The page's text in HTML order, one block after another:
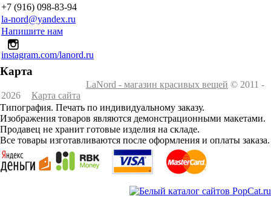
+7 (916) 098-83-94
la-nord@yandex.ru
Напишите нам
instagram.com/lanord.ru
Карта
LaNord - магазин красивых вещей © 2011 -
2026
Карта сайта
Типография. Печать по индивидуальному заказу.
Изображения товаров являются демонстрационными макетами.
Продавец не хранит готовые изделия на складе.
Все товары изготавливаются после оформления и оплаты заказа.